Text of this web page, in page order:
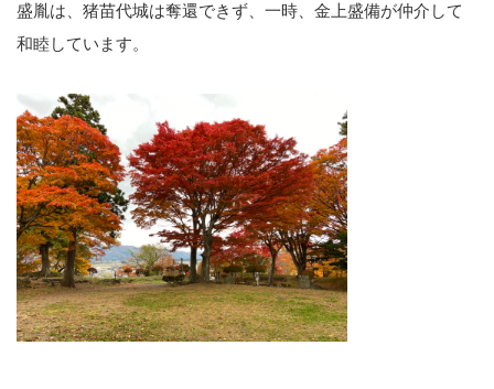
盛胤は、猪苗代城は奪還できず、一時、金上盛備が仲介して
和睦しています。